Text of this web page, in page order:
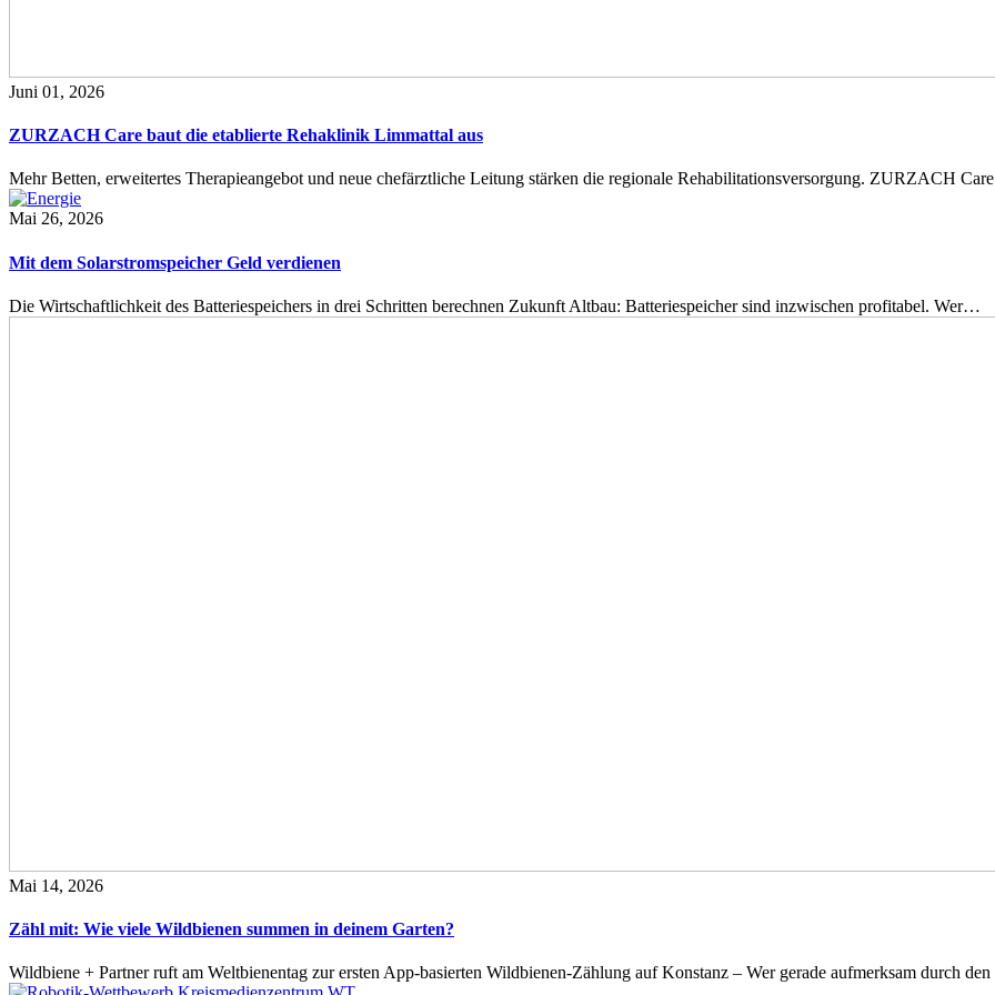
Juni 01, 2026
ZURZACH Care baut die etablierte Rehaklinik Limmattal aus
Mehr Betten, erweitertes Therapieangebot und neue chefärztliche Leitung stärken die regionale Rehabilitationsversorgung. ZURZACH
Mai 26, 2026
Mit dem Solarstromspeicher Geld verdienen
Die Wirtschaftlichkeit des Batteriespeichers in drei Schritten berechnen Zukunft Altbau: Batteriespeicher sind inzwischen profitabel. Wer…
Mai 14, 2026
Zähl mit: Wie viele Wildbienen summen in deinem Garten?
Wildbiene + Partner ruft am Weltbienentag zur ersten App-basierten Wildbienen-Zählung auf Konstanz – Wer gerade aufmerksam durch